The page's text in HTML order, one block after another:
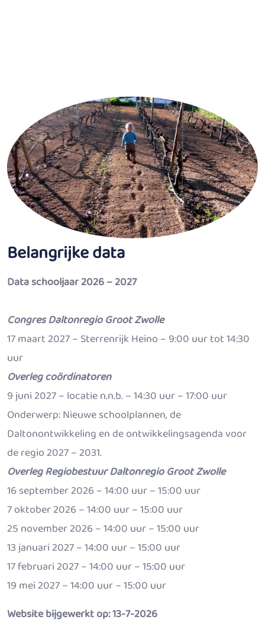
Belangrijke data
Data schooljaar 2026 – 2027
Congres Daltonregio Groot Zwolle
17 maart 2027 – Sterrenrijk Heino – 9:00 uur tot 14:30
uur
Overleg coördinatoren
9 juni 2027 – locatie n.n.b. – 14:30 uur – 17:00 uur
Onderwerp: Nieuwe schoolplannen, de
Daltonontwikkeling en de ontwikkelingsagenda voor
de regio 2027 – 2031.
Overleg Regiobestuur Daltonregio Groot Zwolle
16 september 2026 – 14:00 uur – 15:00 uur
7 oktober 2026 – 14:00 uur – 15:00 uur
25 november 2026 – 14:00 uur – 15:00 uur
13 januari 2027 – 14:00 uur – 15:00 uur
17 februari 2027 – 14:00 uur – 15:00 uur
19 mei 2027 – 14:00 uur – 15:00 uur
Website bijgewerkt op: 13-7-2026